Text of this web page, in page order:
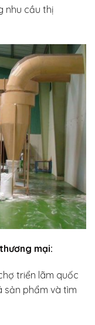
nhu cầu thị
mại:
triển lãm quốc
sản phẩm và tìm